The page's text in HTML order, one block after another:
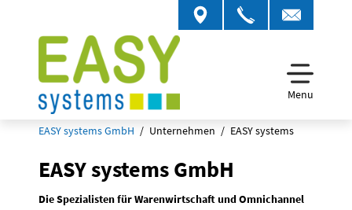
Menu
EASY systems GmbH Unternehmen EASY systems
EASY systems GmbH
Die Spezialisten für Warenwirtschaft und Omnichannel